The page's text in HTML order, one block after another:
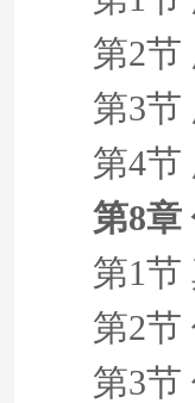
第2节
第3节
第4节
第8章
第1节
第2节
第3节